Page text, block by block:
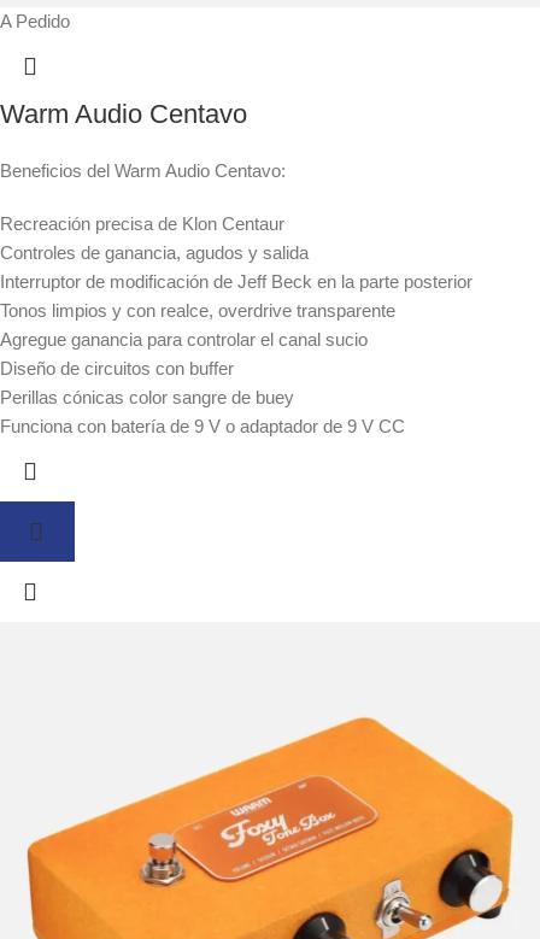
A Pedido
Warm Audio Centavo
Beneficios del Warm Audio Centavo:
Recreación precisa de Klon Centaur
Controles de ganancia, agudos y salida
Interruptor de modificación de Jeff Beck en la parte posterior
Tonos limpios y con realce, overdrive transparente
Agregue ganancia para controlar el canal sucio
Diseño de circuitos con buffer
Perillas cónicas color sangre de buey
Funciona con batería de 9 V o adaptador de 9 V CC